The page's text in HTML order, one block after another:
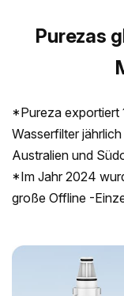
Purezas
*Pureza exportiert
Wasserfilter
Australien und
*Im Jahr 2024
große Offline -